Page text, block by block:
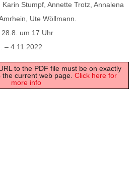
Stumpf, Annette Trotz, Annalena
Ute Wöllmann.
28.8. um 17 Uhr
– 4.11.2022
to the PDF file must be on exactly
current web page. Click here for
more info